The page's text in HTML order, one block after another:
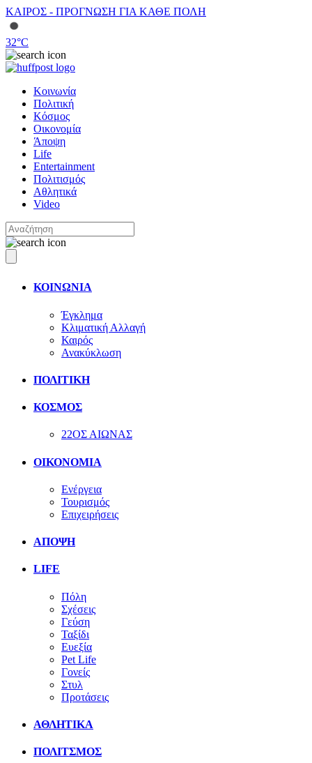
ΚΑΙΡΟΣ - ΠΡΟΓΝΩΣΗ ΓΙΑ ΚΑΘΕ ΠΟΛΗ
32°C
Κοινωνία
Πολιτική
Κόσμος
Οικονομία
Άποψη
Life
Entertainment
Πολιτισμός
Αθλητικά
Video
ΚΟΙΝΩΝΙΑ
Έγκλημα
Κλιματική Αλλαγή
Καιρός
Ανακύκλωση
ΠΟΛΙΤΙΚΗ
ΚΟΣΜΟΣ
22ΟΣ ΑΙΩΝΑΣ
ΟΙΚΟΝΟΜΙΑ
Ενέργεια
Τουρισμός
Επιχειρήσεις
ΑΠΟΨΗ
LIFE
Πόλη
Σχέσεις
Γεύση
Ταξίδι
Ευεξία
Pet Life
Γονείς
Στυλ
Προτάσεις
ΑΘΛΗΤΙΚΑ
ΠΟΛΙΤΣΜΟΣ